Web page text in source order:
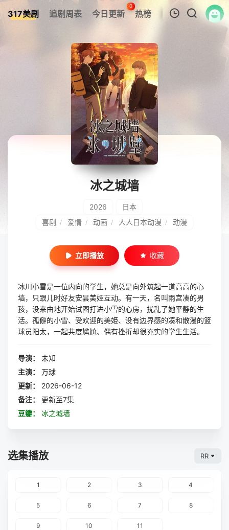
317美剧 追剧周表 今日更新
0
热榜 APP
暂无观看影片的记录
冰之城墙
2026
日本
喜剧 / 爱情 / 动画 / 人人日本动漫 / 动漫
立即播放 收藏
冰川小雪是一位内向的学生，她总是向外筑起一道高高的心
墙，只跟儿时好友安昙美姫互动。有一天，名叫雨宫凑的男
孩，没来由地开始试图打进小雪的心房，扰乱了她平静的生
活。孤僻的小雪、受欢迎的美姫、没有边界感的凑和散漫的篮
球员阳太，一起共度尴尬、偶有挫折却很充实的学生生活。
导演：
未知
主演：
万球
更新：
2026-06-12
备注：
更新至7集
豆瓣：
冰之城墙
选集播放 RR
1 2 3 4
5 6 7 8
9 10 11